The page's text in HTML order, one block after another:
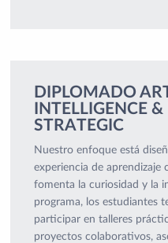
DIPLOMADO
INTELLIGENCE
STRATEGIC
Nuestro enfoque está
experiencia de aprendizaje
fomenta la curiosidad y la
programa, los estudiantes
participar en talleres
proyectos colaborativos,